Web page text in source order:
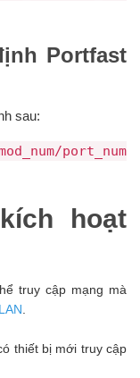
Portfast
sau:
port_num
hoạt
truy cập mạng mà
thiết bị mới truy cập